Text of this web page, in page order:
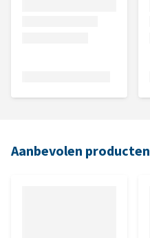
Aanbevolen producten